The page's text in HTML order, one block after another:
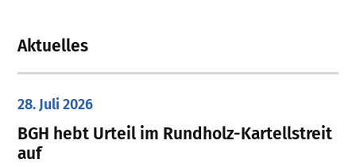
Aktuelles
28. Juli 2026
​BGH hebt Urteil im Rundholz-Kartellstreit
auf